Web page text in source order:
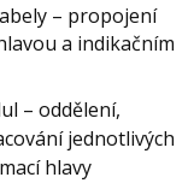
– propojení
a indikačním
– oddělení,
jednotlivých
hlavy